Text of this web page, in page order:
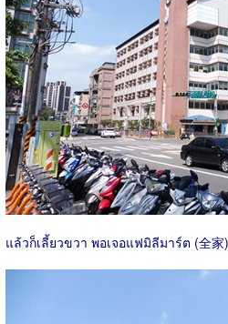
แล้วก็เลี้ยวขวา พอเจอแฟมิลีมาร์ต (全家